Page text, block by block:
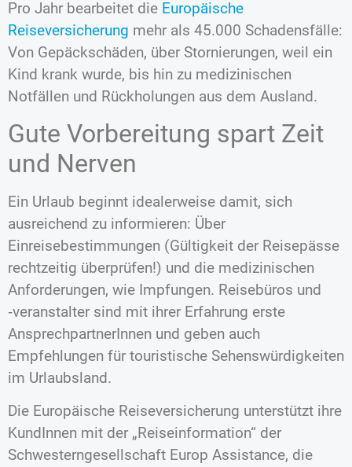
Pro Jahr bearbeitet die Europäische
Reiseversicherung mehr als 45.000 Schadensfälle:
Von Gepäckschäden, über Stornierungen, weil ein
Kind krank wurde, bis hin zu medizinischen
Notfällen und Rückholungen aus dem Ausland.
Gute Vorbereitung spart Zeit
und Nerven
Ein Urlaub beginnt idealerweise damit, sich
ausreichend zu informieren: Über
Einreisebestimmungen (Gültigkeit der Reisepässe
rechtzeitig überprüfen!) und die medizinischen
Anforderungen, wie Impfungen. Reisebüros und
‑veranstalter sind mit ihrer Erfahrung erste
AnsprechpartnerInnen und geben auch
Empfehlungen für touristische Sehenswürdigkeiten
im Urlaubsland.
Die Europäische Reiseversicherung unterstützt ihre
KundInnen mit der „Reiseinformation“ der
Schwesterngesellschaft Europ Assistance, die